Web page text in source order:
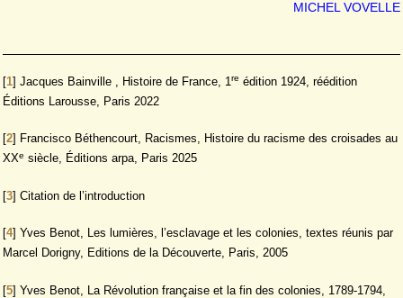
MICHEL VOVELLE
[1] Jacques Bainville , Histoire de France, 1re édition 1924, réédition
Éditions Larousse, Paris 2022
[2] Francisco Béthencourt, Racismes, Histoire du racisme des croisades au
XXe siècle, Éditions arpa, Paris 2025
[3] Citation de l’introduction
[4] Yves Benot, Les lumières, l’esclavage et les colonies, textes réunis par
Marcel Dorigny, Editions de la Découverte, Paris, 2005
[5] Yves Benot, La Révolution française et la fin des colonies, 1789-1794,